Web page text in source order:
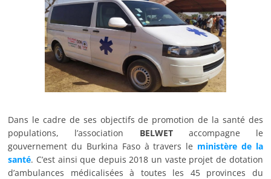
Dans le cadre de ses objectifs de promotion de la santé des
populations, l’association BELWETaccompagne le
gouvernement du Burkina Faso à travers le ministère de la
santé. C’est ainsi que depuis 2018 un vaste projet de dotation
d’ambulances médicalisées à toutes les 45 provinces du